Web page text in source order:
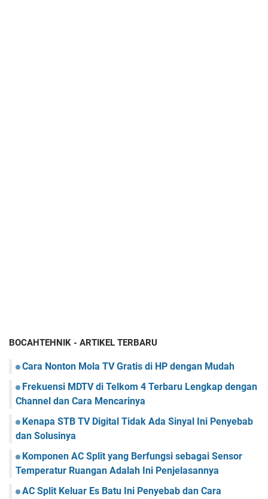
BOCAHTEHNIK - ARTIKEL TERBARU
Cara Nonton Mola TV Gratis di HP dengan Mudah
Frekuensi MDTV di Telkom 4 Terbaru Lengkap dengan
Channel dan Cara Mencarinya
Kenapa STB TV Digital Tidak Ada Sinyal Ini Penyebab
dan Solusinya
Komponen AC Split yang Berfungsi sebagai Sensor
Temperatur Ruangan Adalah Ini Penjelasannya
AC Split Keluar Es Batu Ini Penyebab dan Cara